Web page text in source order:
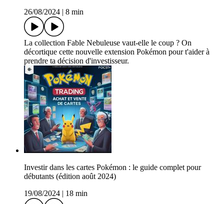
26/08/2024
8 min
La collection Fable Nebuleuse vaut-elle le coup ? On
décortique cette nouvelle extension Pokémon pour t'aider à
prendre ta décision d'investisseur.
Investir dans les cartes Pokémon : le guide complet pour
débutants (édition août 2024)
19/08/2024
18 min